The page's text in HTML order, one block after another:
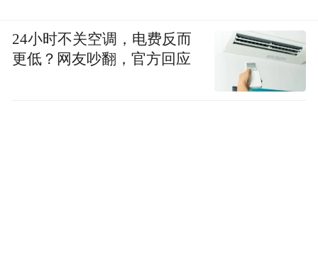
24小时不关空调，电费反而
更低？网友吵翻，官方回应